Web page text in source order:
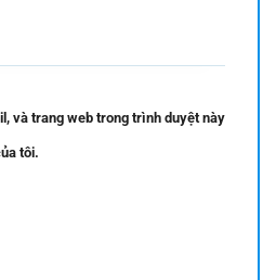
và trang web trong trình duyệt này
tôi.